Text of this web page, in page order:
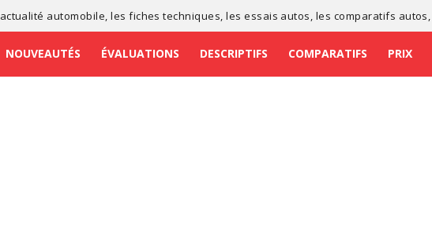
actualité automobile , lesfiches techniques , lesessais autos , les comparatifs autos
NOUVEAUTÉS ÉVALUATIONS DESCRIPTIFS COMPARATIFS PRIX